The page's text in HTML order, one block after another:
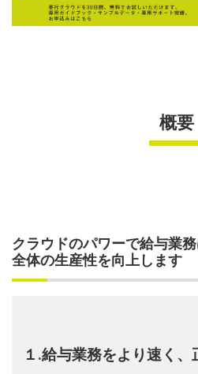
概要
クラウドのパワーで給与業
全体の生産性を向上します
１.給与業務をより速く、